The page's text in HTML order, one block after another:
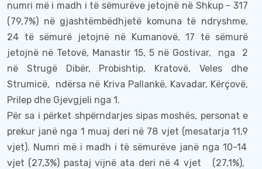
numri më i madh i të sëmurëvejetojnë në Shkup -317
(79,7%) në gjashtëmbëdhjetë komuna të ndryshme,
24 të sëmurë
jetojnë në Kumanovë, 17 të sëmurë
jetojnë në Tetovë, Manastir 15, 5 në Gostivar,
nga
2
në Strugë Dibër, Probishtip, Kratovë, Veles dhe
Strumicë,
ndërsa në Kriva Pallankë, Kavadar, Kërçovë,
Prilep dhe Gjevgjeli nga 1.
Për sa i përket shpërndarjes sipasmoshës, personat e
prekur janë nga 1 muaj deri në 78 vjet (mesatarja11,9
vjet). Numri më i madh i të sëmurëve janë nga 10-14
vjet (27,3%) pastaj vijnë ata deri në 4 vjet (27,1%),